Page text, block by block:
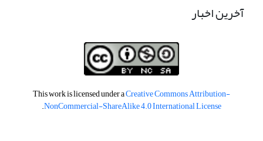
آخرین اخبار
This work is licensed under aCreative Commons Attribution-
NonCommercial-ShareAlike 4.0 International License
.